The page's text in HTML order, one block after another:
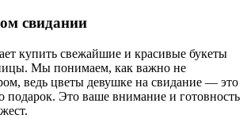
свидании
купить свежайшие и красивые букеты
Мы понимаем, как важно не
ведь цветы девушке на свидание — это
подарок. Это ваше внимание и готовность